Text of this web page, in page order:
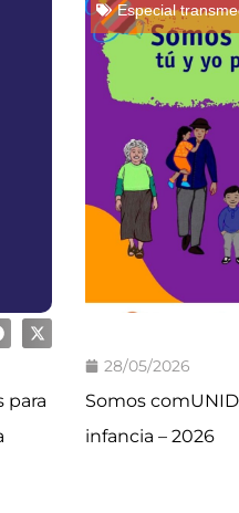
para
Especial
28/05/2026
Somos
infancia – 2026